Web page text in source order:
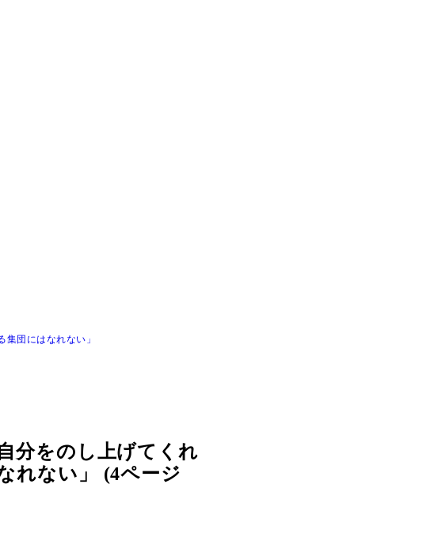
団にはなれない」
分をのし上げてくれ
れない」 (4ページ